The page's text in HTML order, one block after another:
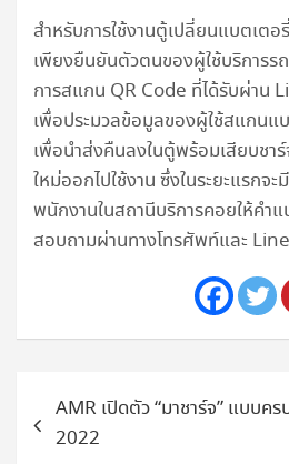
สำหรับการใช้งานตู้เปลี่ยนแบตเต
เพียงยืนยันตัวตนของผู้ใช้บริการร
การสแกน QR Code ที่ได้รับผ่าน
เพื่อประมวลข้อมูลของผู้ใช้สแกน
เพื่อนำส่งคืนลงในตู้พร้อมเสียบชา
ใหม่ออกไปใช้งาน ซึ่งในระยะแรกจ
พนักงานในสถานีบริการคอยให้คำแ
สอบถามผ่านทางโทรศัพท์และ
เรื่องAMR เปิดตัว “มาชาร์จ” แบบค
2022